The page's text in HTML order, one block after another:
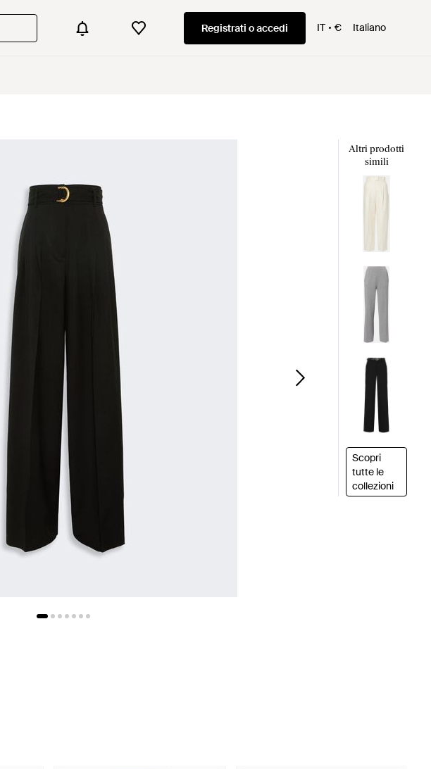
Registrati o accedi IT € Italiano
Altri prodotti
simili
Scopri
tutte le
collezioni